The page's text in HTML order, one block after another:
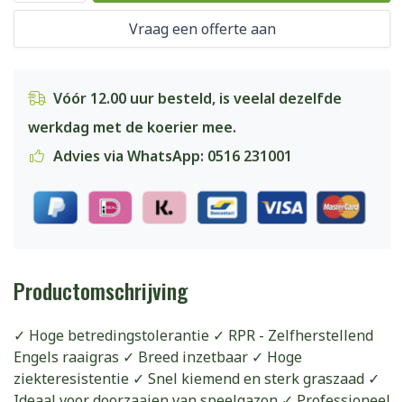
Vraag een offerte aan
Vóór 12.00 uur besteld, is veelal dezelfde
werkdag met de koerier mee.
Advies via WhatsApp: 0516 231001
Productomschrijving
✓ Hoge betredingstolerantie ✓ RPR - Zelfherstellend
Engels raaigras ✓ Breed inzetbaar ✓ Hoge
ziekteresistentie ✓ Snel kiemend en sterk graszaad ✓